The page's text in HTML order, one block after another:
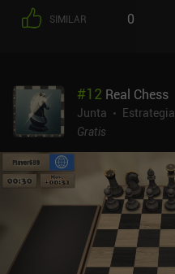
SIMILAR 0
#12 Real Chess
Junta
Estrategia
Gratis